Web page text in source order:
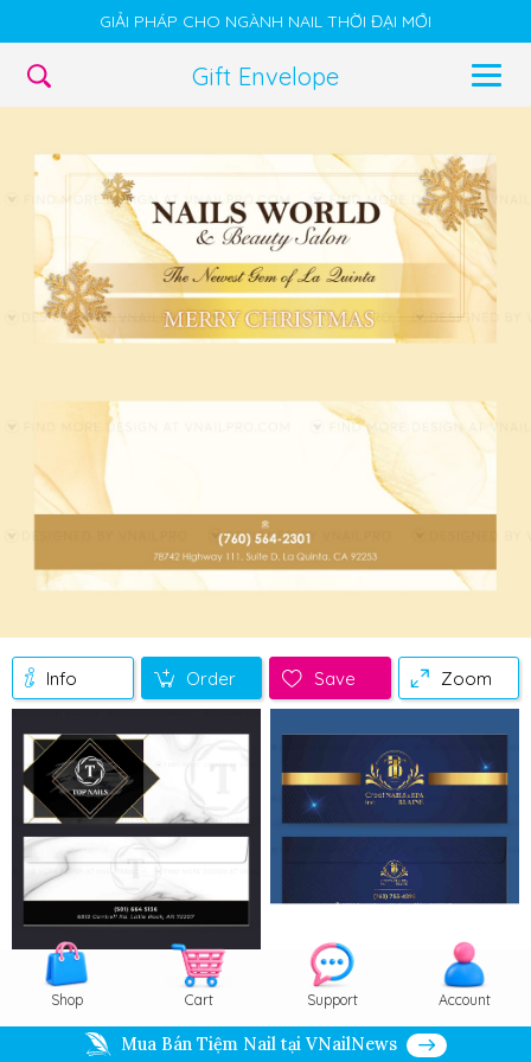
GIẢI PHÁP CHO NGÀNH NAIL THỜI ĐẠI MỚI
Gift Envelope
Info Order Save Zoom
Shop Cart Support Account
Mua Bán Tiệm Nail tại VNailNews